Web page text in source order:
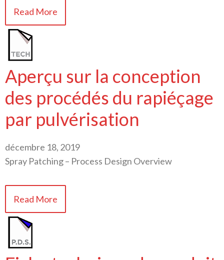
Read More
Aperçu sur la conception
des procédés du rapiéçage
par pulvérisation
décembre 18, 2019
Spray Patching – Process Design Overview
Read More